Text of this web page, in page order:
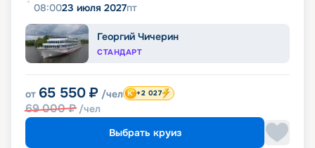
08:0023 июля 2027пт
Георгий Чичерин
СТАНДАРТ
от 65 550 ₽ /чел
69 000₽ /чел
+2 027
Выбрать круиз